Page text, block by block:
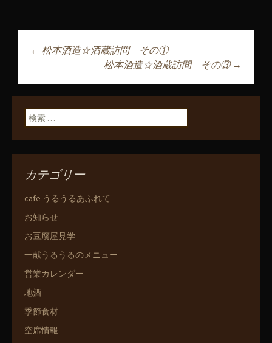
投稿ナビゲーショ
ン
← 松本酒造☆酒蔵訪問 その①
松本酒造☆酒蔵訪問 その③ →
検索:
カテゴリー
cafe うるうるあふれて
お知らせ
お豆腐屋見学
一献うるうるのメニュー
営業カレンダー
地酒
季節食材
空席情報